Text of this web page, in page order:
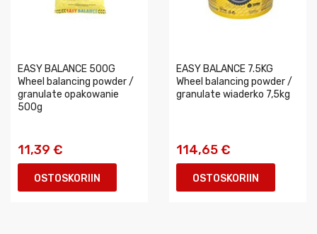
EASY BALANCE 500G
Wheel balancing powder /
granulate opakowanie
500g
11,39 €
OSTOSKORIIN
EASY BALANCE 7.5KG
Wheel balancing powder /
granulate wiaderko 7,5kg
114,65 €
OSTOSKORIIN